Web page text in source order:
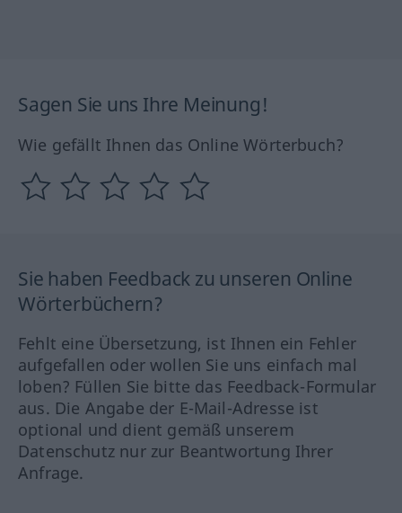
Sagen Sie uns Ihre Meinung!
Wie gefällt Ihnen das Online Wörterbuch?
Sie haben Feedback zu unseren Online
Wörterbüchern?
Fehlt eine Übersetzung, ist Ihnen ein Fehler
aufgefallen oder wollen Sie uns einfach mal
loben? Füllen Sie bitte das Feedback-Formular
aus. Die Angabe der E-Mail-Adresse ist
optional und dient gemäß unserem
Datenschutz nur zur Beantwortung Ihrer
Anfrage.